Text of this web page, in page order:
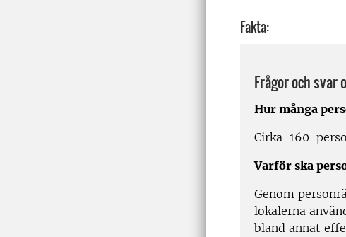
Fakta:
Frågor och svar
Hur många
Cirka 160
Varför ska
Genom
lokalerna
bland annat